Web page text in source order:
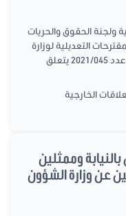
ولجنة الحقوق والحريات
التعديلية لوزارة
العدل الخاصة بمشروع قانون أساسي عدد 2021/045 يتعلق
الخارجية
بالنيابة وممثلين
عن وزارة الشؤون